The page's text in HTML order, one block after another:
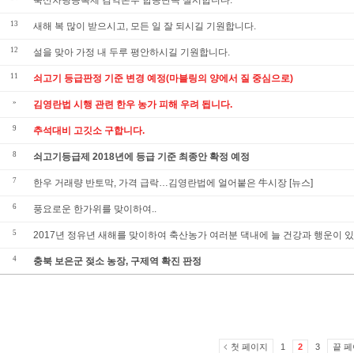
13 새해 복 많이 받으시고, 모든 일 잘 되시길 기원합니다.
12 설을 맞아 가정 내 두루 평안하시길 기원합니다.
11 쇠고기 등급판정 기준 변경 예정(마블링의 양에서 질 중심으로)
» 김영란법 시행 관련 한우 농가 피해 우려 됩니다.
9 추석대비 고깃소 구합니다.
8 쇠고기등급제 2018년에 등급 기준 최종안 확정 예정
7 한우 거래량 반토막, 가격 급락…김영란법에 얼어붙은 牛시장 [뉴스]
6 풍요로운 한가위를 맞이하여..
5 2017년 정유년 새해를 맞이하여 축산농가 여러분 댁내에 늘 건강과 행운이
4 충북 보은군 젖소 농장, 구제역 확진 판정
첫 페이지 1 2 3 끝